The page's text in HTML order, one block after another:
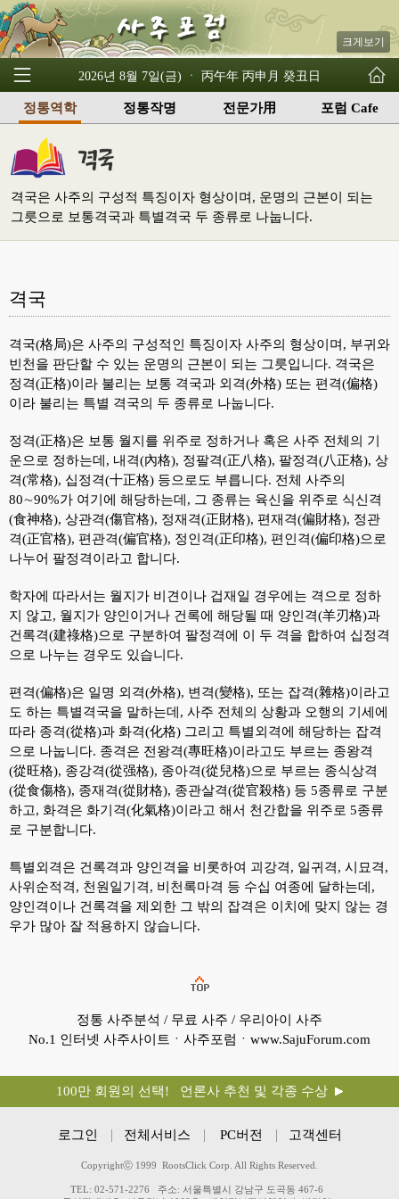
크게보기
2026년 8월 7일(금) ㆍ 丙午年 丙申月 癸丑日
정통역학 정통작명 전문가用 포럼 Cafe
격국은 사주의 구성적 특징이자 형상이며, 운명의 근본이 되는
그릇으로 보통격국과 특별격국 두 종류로 나눕니다.
격국
격국(格局)은 사주의 구성적인 특징이자 사주의 형상이며, 부귀와
빈천을 판단할 수 있는 운명의 근본이 되는 그릇입니다. 격국은
정격(正格)이라 불리는 보통 격국과 외격(外格) 또는 편격(偏格)
이라 불리는 특별 격국의 두 종류로 나눕니다.
정격(正格)은 보통 월지를 위주로 정하거나 혹은 사주 전체의 기
운으로 정하는데, 내격(內格), 정팔격(正八格), 팔정격(八正格), 상
격(常格), 십정격(十正格) 등으로도 부릅니다. 전체 사주의
80∼90%가 여기에 해당하는데, 그 종류는 육신을 위주로 식신격
(食神格), 상관격(傷官格), 정재격(正財格), 편재격(偏財格), 정관
격(正官格), 편관격(偏官格), 정인격(正印格), 편인격(偏印格)으로
나누어 팔정격이라고 합니다.
학자에 따라서는 월지가 비견이나 겁재일 경우에는 격으로 정하
지 않고, 월지가 양인이거나 건록에 해당될 때 양인격(羊刃格)과
건록격(建祿格)으로 구분하여 팔정격에 이 두 격을 합하여 십정격
으로 나누는 경우도 있습니다.
편격(偏格)은 일명 외격(外格), 변격(變格), 또는 잡격(雜格)이라고
도 하는 특별격국을 말하는데, 사주 전체의 상황과 오행의 기세에
따라 종격(從格)과 화격(化格) 그리고 특별외격에 해당하는 잡격
으로 나눕니다. 종격은 전왕격(專旺格)이라고도 부르는 종왕격
(從旺格), 종강격(從强格), 종아격(從兒格)으로 부르는 종식상격
(從食傷格), 종재격(從財格), 종관살격(從官殺格) 등 5종류로 구분
하고, 화격은 화기격(化氣格)이라고 해서 천간합을 위주로 5종류
로 구분합니다.
특별외격은 건록격과 양인격을 비롯하여 괴강격, 일귀격, 시묘격,
사위순적격, 천원일기격, 비천록마격 등 수십 여종에 달하는데,
양인격이나 건록격을 제외한 그 밖의 잡격은 이치에 맞지 않는 경
우가 많아 잘 적용하지 않습니다.
정통 사주분석 / 무료 사주 / 우리아이 사주
No.1 인터넷 사주사이트ㆍ사주포럼ㆍwww.SajuForum.com
100만 회원의 선택! 언론사 추천 및 각종 수상
로그인 전체서비스 PC버전 고객센터
Copyrightⓒ 1999 RootsClick Corp. All Rights Reserved.
TEL: 02-571-2276
주소: 서울특별시 강남구 도곡동 467-6